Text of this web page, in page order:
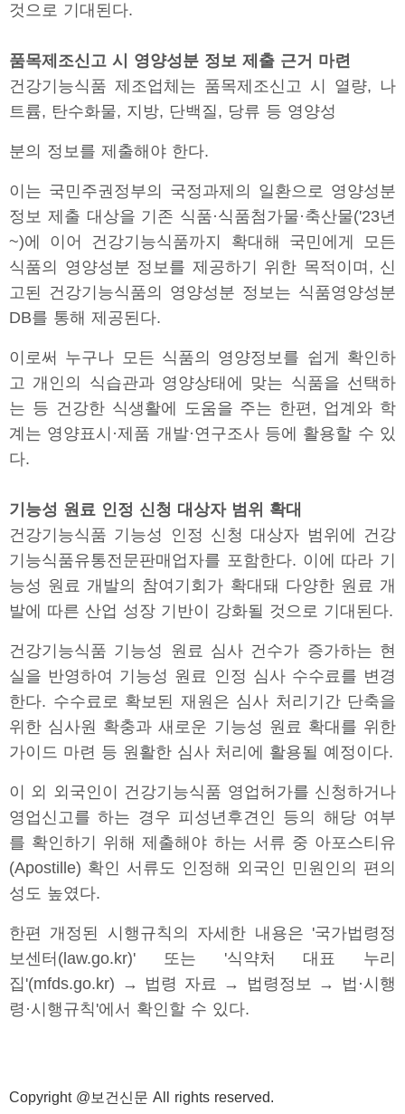
것으로 기대된다.
품목제조신고 시 영양성분 정보 제출 근거 마련
건강기능식품 제조업체는 품목제조신고 시 열량, 나
트륨, 탄수화물, 지방, 단백질, 당류 등 영양성
분의 정보를 제출해야 한다.
이는 국민주권정부의 국정과제의 일환으로 영양성분
정보 제출 대상을 기존 식품·식품첨가물·축산물('23년
~)에 이어 건강기능식품까지 확대해 국민에게 모든
식품의 영양성분 정보를 제공하기 위한 목적이며, 신
고된 건강기능식품의 영양성분 정보는 식품영양성분
DB를 통해 제공된다.
이로써 누구나 모든 식품의 영양정보를 쉽게 확인하
고 개인의 식습관과 영양상태에 맞는 식품을 선택하
는 등 건강한 식생활에 도움을 주는 한편, 업계와 학
계는 영양표시·제품 개발·연구조사 등에 활용할 수 있
다.
기능성 원료 인정 신청 대상자 범위 확대
건강기능식품 기능성 인정 신청 대상자 범위에 건강
기능식품유통전문판매업자를 포함한다. 이에 따라 기
능성 원료 개발의 참여기회가 확대돼 다양한 원료 개
발에 따른 산업 성장 기반이 강화될 것으로 기대된다.
건강기능식품 기능성 원료 심사 건수가 증가하는 현
실을 반영하여 기능성 원료 인정 심사 수수료를 변경
한다. 수수료로 확보된 재원은 심사 처리기간 단축을
위한 심사원 확충과 새로운 기능성 원료 확대를 위한
가이드 마련 등 원활한 심사 처리에 활용될 예정이다.
이 외 외국인이 건강기능식품 영업허가를 신청하거나
영업신고를 하는 경우 피성년후견인 등의 해당 여부
를 확인하기 위해 제출해야 하는 서류 중 아포스티유
(Apostille) 확인 서류도 인정해 외국인 민원인의 편의
성도 높였다.
한편 개정된 시행규칙의 자세한 내용은 '국가법령정
보센터(law.go.kr)' 또는 '식약처 대표 누리
집'(mfds.go.kr) → 법령 자료 → 법령정보 → 법·시행
령·시행규칙'에서 확인할 수 있다.
Copyright @보건신문 All rights reserved.